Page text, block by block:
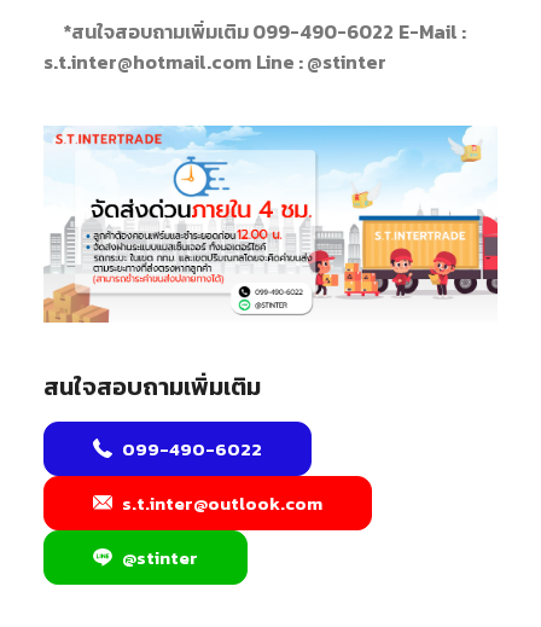
*สนใจสอบถามเพิ่มเติม 099-490-6022 E-Mail :
s.t.inter@hotmail.com Line : @stinter
สนใจสอบถามเพิ่มเติม
099-490-6022
s.t.inter@outlook.com
@stinter